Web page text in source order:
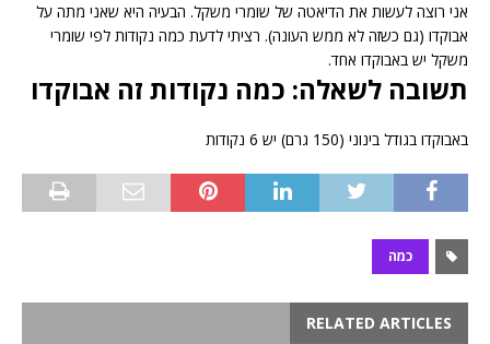
אני רוצה לעשות את הדיאטה של שומרי משקל. הבעיה היא שאני מתה על
אבוקדו (גם כשזה לא ממש העונה). רציתי לדעת כמה נקודות לפי שומרי
משקל יש באבוקדו אחד.
תשובה לשאלה: כמה נקודות זה אבוקדו
באבוקדו בגודל בינוני (150 גרם) יש 6 נקודות
כמה
RELATED ARTICLES